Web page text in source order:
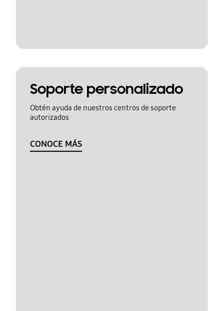
Soporte personalizado
Obtén ayuda de nuestros centros de soporte
autorizados
CONOCE MÁS